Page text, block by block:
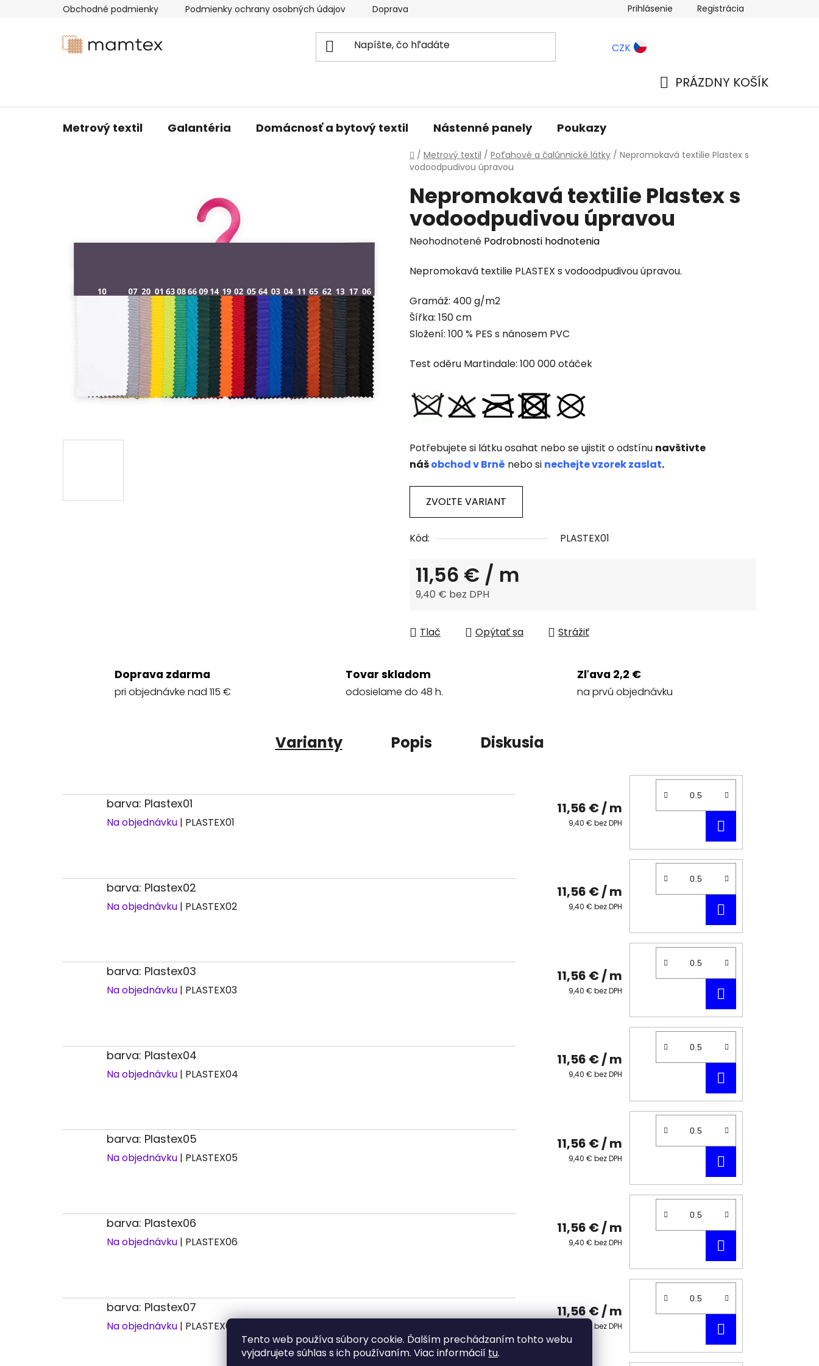
Tento web používa súbory cookie. Ďalším prechádzaním tohto webu
vyjadrujete súhlas s ich používaním. Viac informácií tu.
Obchodné podmienky Podmienky ochrany osobných údajov Doprava a platba Blog
Prihlásenie Registrácia
CZK
PRÁZDNY KOŠÍK
Metrový textil Galantéria Domácnosť a bytový textil Nástenné panely Poukazy
Domov
/ Metrový textil / Poťahové a čalúnnické látky / Nepromokavá textilie Plastex s
vodoodpudivou úpravou
Nepromokavá textilie Plastex s
vodoodpudivou úpravou
Priemerné
produktu
0,0
z
5
Neohodnotené Podrobnosti hodnotenia
Nepromokavá textilie PLASTEX s vodoodpudivou úpravou.
Gramáž: 400 g/m2
Šířka: 150 cm
Složení: 100 % PES s nánosem PVC
Test oděru Martindale: 100 000 otáček
Potřebujete si látku osahat nebo se ujistit o odstínu navštivte
nášobchod v Brně nebo si nechejte vzorek zaslat.
ZVOĽTE VARIANT
Kód: PLASTEX01
11,56 € / m
9,40 € bez DPH
Tlač
Opýtať sa Strážiť
Doprava zdarma
pri objednávke nad 115 €
Tovar skladom
odosielame do 48 h.
Zľava 2,2 €
na prvú objednávku
Varianty Popis Diskusia
barva: Plastex01
Na objednávku | PLASTEX01
11,56 € / m
9,40 € bez DPH
KOŠÍKA
barva: Plastex02
Na objednávku | PLASTEX02
11,56 € / m
9,40 € bez DPH
KOŠÍKA
barva: Plastex03
Na objednávku | PLASTEX03
11,56 € / m
9,40 € bez DPH
KOŠÍKA
barva: Plastex04
Na objednávku | PLASTEX04
11,56 € / m
9,40 € bez DPH
KOŠÍKA
barva: Plastex05
Na objednávku | PLASTEX05
11,56 € / m
9,40 € bez DPH
KOŠÍKA
barva: Plastex06
Na objednávku | PLASTEX06
11,56 € / m
9,40 € bez DPH
KOŠÍKA
barva: Plastex07
Na objednávku | PLASTEX07
11,56 €/ m
9,40 € bez DPH
KOŠÍKA